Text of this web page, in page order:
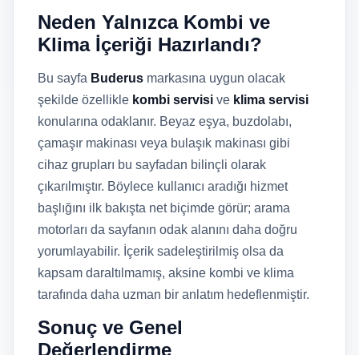
Neden Yalnızca Kombi ve
Klima İçeriği Hazırlandı?
Bu sayfa Buderus markasına uygun olacak
şekilde özellikle kombi servisi ve klima servisi
konularına odaklanır. Beyaz eşya, buzdolabı,
çamaşır makinası veya bulaşık makinası gibi
cihaz grupları bu sayfadan bilinçli olarak
çıkarılmıştır. Böylece kullanıcı aradığı hizmet
başlığını ilk bakışta net biçimde görür; arama
motorları da sayfanın odak alanını daha doğru
yorumlayabilir. İçerik sadeleştirilmiş olsa da
kapsam daraltılmamış, aksine kombi ve klima
tarafında daha uzman bir anlatım hedeflenmiştir.
Sonuç ve Genel
Değerlendirme